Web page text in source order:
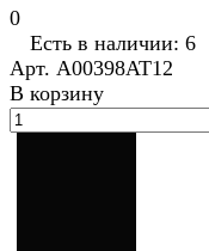
0
Есть в наличии: 6
Арт. A00398AT12
В корзину